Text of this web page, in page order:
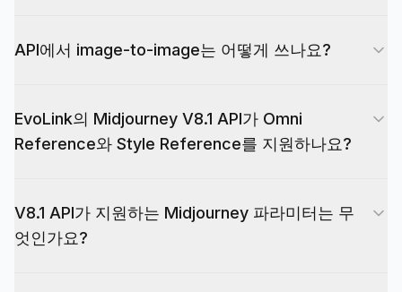
Draft(1×), Fast(1×)이고, 품질 옵션은 standard(1×)
callback URL, 에러 코드를 포함한 전체
파라미터를 실시간으로 테스트할 수도 있습니다.
API에서 image-to-image는 어떻게 쓰나요?
URL을 prompt 앞에 배치합니다. API는 이미지
URL 1개 + 텍스트, 이미지 URL 2개 이상(텍스트 유
니다.
EvoLink의 Midjourney V8.1 API가 Omni
Reference와 Style Reference를 지원하나요?
Reference로 피사체·오브젝트·장면을 여러 생성에
걸쳐 고정할 수 있고, --sw 스타일 가중치 조절이 가
V8.1 API가 지원하는 Midjourney 파라미터는 무
엇인가요?